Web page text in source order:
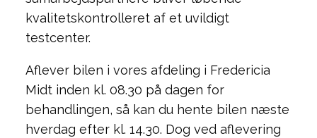
kvalitetskontrolleret af et uvildigt
testcenter.
Aflever bilen i vores afdeling i Fredericia
Midt inden kl. 08.30 på dagen for
behandlingen, så kan du hente bilen næste
hverdag efter kl. 14.30. Dog ved aflevering